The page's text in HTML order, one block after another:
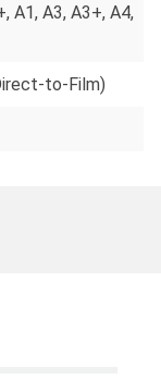
, A1, A3, A3+, A4,
to-Film)